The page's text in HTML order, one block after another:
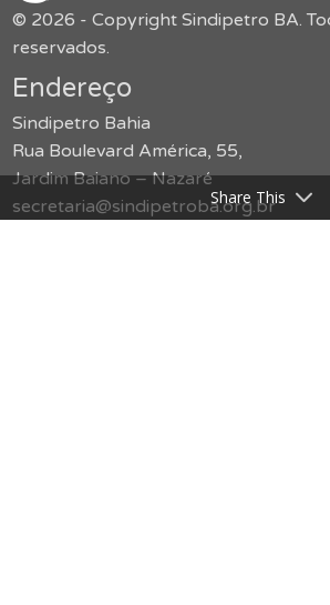
© 2026 - Copyright Sindipetro BA.
reservados.
Endereço
Sindipetro Bahia
Rua Boulevard América, 55,
Jardim Baiano – Nazaré
secretaria@sindipetroba.org.br
Share This